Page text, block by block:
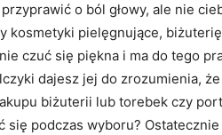
o ból głowy, ale nie
kosmetyki pielęgnujące,
czuć się piękna i ma do tego
dajesz jej do zrozumienia,
biżuterii lub torebek czy
podczas wyboru?